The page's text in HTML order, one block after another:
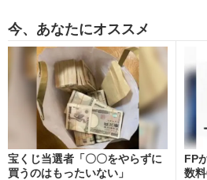
今、あなたにオススメ
宝くじ当選者「〇〇をやらずに
買うのはもったいない」
FP
数